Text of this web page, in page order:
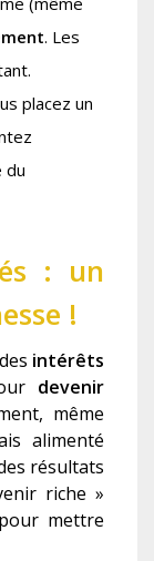
. Les
placez un
du
: un
!
intérêts
devenir
même
alimenté
résultats
riche »
mettre